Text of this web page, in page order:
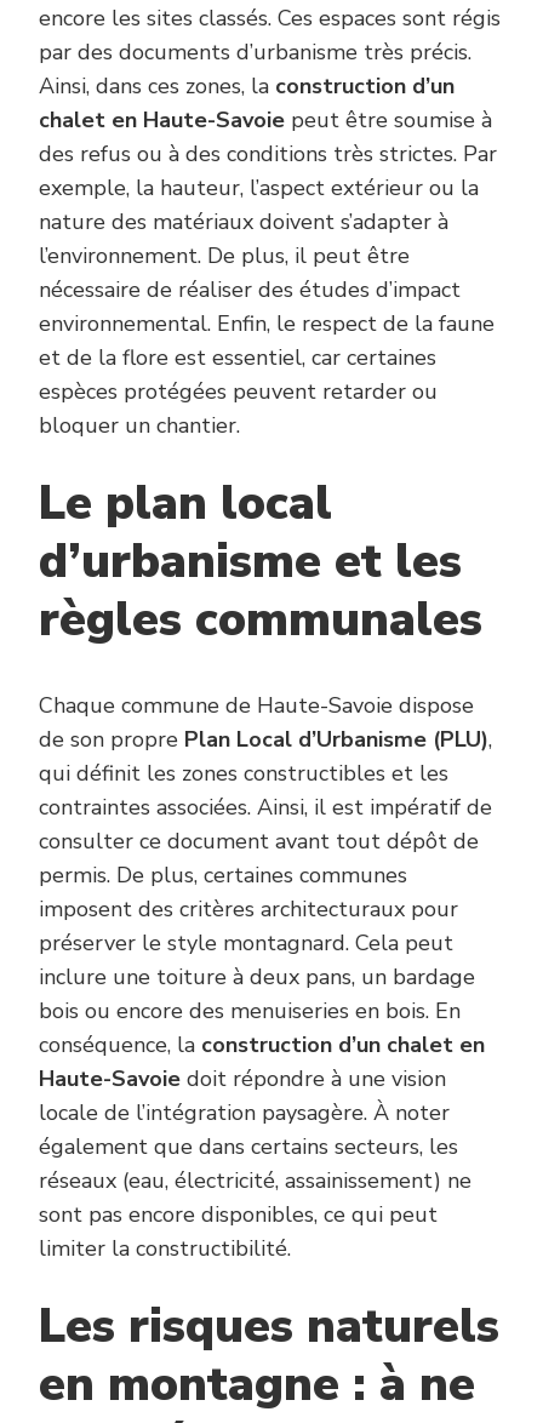
encore les sites classés. Ces espaces sont régis
par des documents d’urbanisme très précis.
Ainsi, dans ces zones, la construction d’un
chalet en Haute-Savoie peut être soumise à
des refus ou à des conditions très strictes. Par
exemple, la hauteur, l’aspect extérieur ou la
nature des matériaux doivent s’adapter à
l’environnement. De plus, il peut être
nécessaire de réaliser des études d’impact
environnemental. Enfin, le respect de la faune
et de la flore est essentiel, car certaines
espèces protégées peuvent retarder ou
bloquer un chantier.
Le plan local
d’urbanisme et les
règles communales
Chaque commune de Haute-Savoie dispose
de son propre Plan Local d’Urbanisme (PLU),
qui définit les zones constructibles et les
contraintes associées. Ainsi, il est impératif de
consulter ce document avant tout dépôt de
permis. De plus, certaines communes
imposent des critères architecturaux pour
préserver le style montagnard. Cela peut
inclure une toiture à deux pans, un bardage
bois ou encore des menuiseries en bois. En
conséquence, la construction d’un chalet en
Haute-Savoie doit répondre à une vision
locale de l’intégration paysagère. À noter
également que dans certains secteurs, les
réseaux (eau, électricité, assainissement) ne
sont pas encore disponibles, ce qui peut
limiter la constructibilité.
Les risques naturels
en montagne : à ne